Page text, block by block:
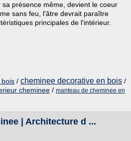
présence même, devient le coeur
sans feu, l'âtre devrait paraître
principales de l'intérieur.
/ cheminee decorative en bois /
cheminee / manteau de cheminee en
| Architecture d ...